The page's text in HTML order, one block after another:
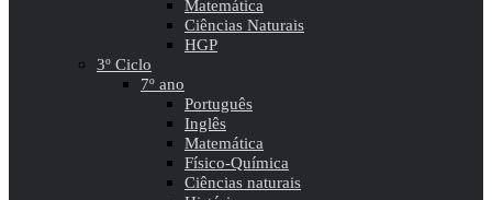
Matemática
Ciências Naturais
HGP
3º Ciclo
7º ano
Português
Inglês
Matemática
Físico-Química
Ciências naturais